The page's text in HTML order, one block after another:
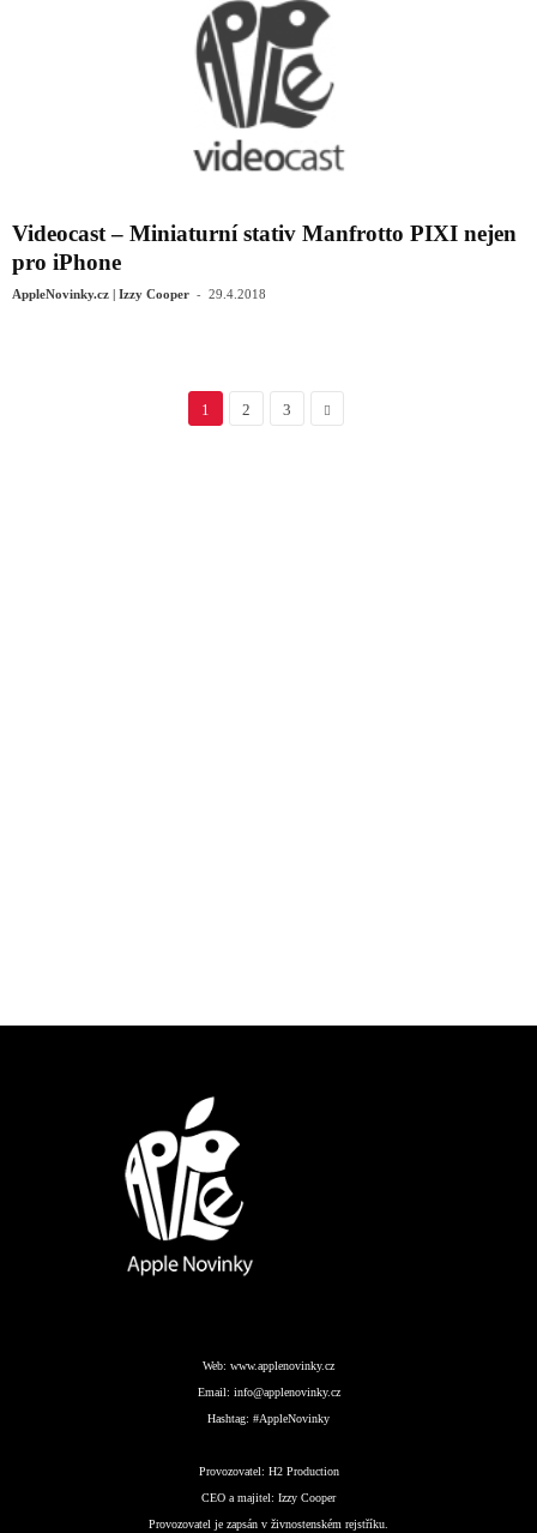
Videocast – Miniaturní stativ Manfrotto PIXI nejen
pro iPhone
AppleNovinky.cz | Izzy Cooper - 29.4.2018
1 2 3
Web: www.applenovinky.cz
Email: info@applenovinky.cz
Hashtag: #AppleNovinky
Provozovatel: H2 Production
CEO a majitel: Izzy Cooper
Provozovatel je zapsán v živnostenském rejstříku.